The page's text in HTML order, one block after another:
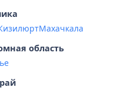
Махачкала
область